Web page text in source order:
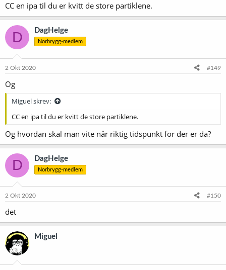
:
CC en ipa til du er kvitt de store partiklene.
D DagHelge
Norbrygg-medlem
2 Okt 2020 #149
Og
Miguel skrev:
CC en ipa til du er kvitt de store partiklene.
Og hvordan skal man vite når riktig tidspunkt for der er da?
D DagHelge
Norbrygg-medlem
2 Okt 2020 #150
det
Miguel